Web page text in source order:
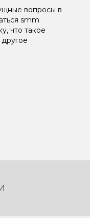
вопросы в
smm
что такое